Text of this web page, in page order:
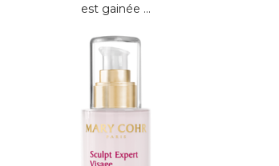
est gainée ...